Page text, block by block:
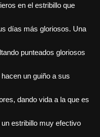
en el estribillo que
días más gloriosos. Una
punteados gloriosos
un guiño a sus
dando vida a la que es
estribillo muy efectivo